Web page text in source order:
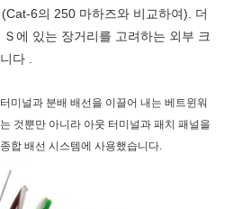
6의 250 마하즈와 비교하여). 더
에 있는 장거리를 고려하는 외부 크
다 .
미널과 분배 배선을 이끌어 내는 베트윈워
것뿐만 아니라 아웃 터미널과 패치 패널을
합 배선 시스템에 사용했습니다.